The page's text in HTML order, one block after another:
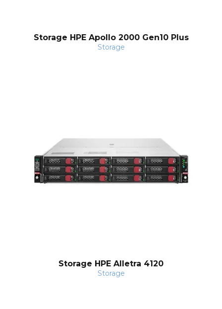
Storage HPE Apollo 2000 Gen10 Plus
Storage
Storage HPE Alletra 4120
Storage